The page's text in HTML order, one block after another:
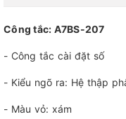
Công tắc: A7BS-207
- Công tắc cài đặt số
- Kiểu ngõ ra: Hệ thập
- Màu vỏ: xám